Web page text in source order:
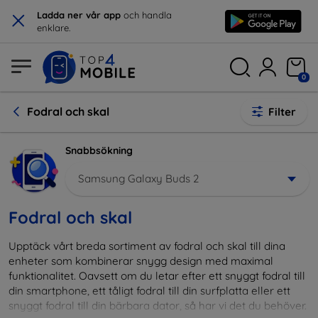
× Ladda ner vår app och handla
enklare.
0
Fodral och skal Filter
Snabbsökning
Samsung Galaxy Buds 2
Fodral och skal
Upptäck vårt breda sortiment av fodral och skal till dina
enheter som kombinerar snygg design med maximal
funktionalitet. Oavsett om du letar efter ett snyggt fodral till
din smartphone, ett tåligt fodral till din surfplatta eller ett
snyggt fodral till din bärbara dator, så har vi det du behöver.